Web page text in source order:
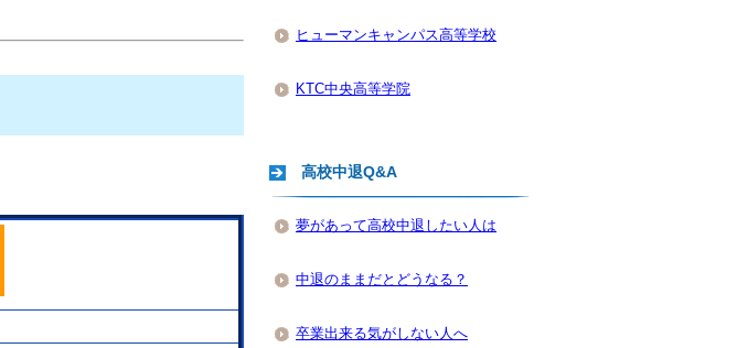
ヒューマンキャンパス高等学校
KTC中央高等学院
高校中退Q&A
夢があって高校中退したい人は
中退のままだとどうなる？
卒業出来る気がしない人へ